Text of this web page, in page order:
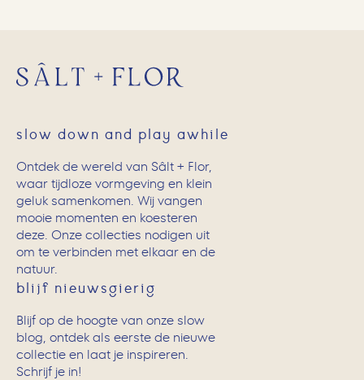
slow down and play awhile
Ontdek de wereld van Sâlt + Flor,
waar tijdloze vormgeving en klein
geluk samenkomen. Wij vangen
mooie momenten en koesteren
deze. Onze collecties nodigen uit
om te verbinden met elkaar en de
natuur.
blijf nieuwsgierig
Blijf op de hoogte van onze slow
blog, ontdek als eerste de nieuwe
collectie en laat je inspireren.
Schrijf je in!